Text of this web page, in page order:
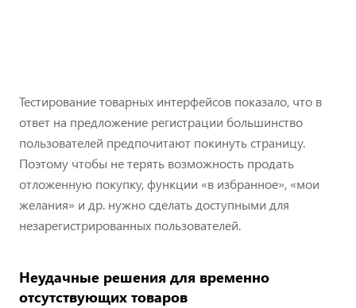
Тестирование товарных интерфейсов показало, что в
ответ на предложение регистрации большинство
пользователей предпочитают покинуть страницу.
Поэтому чтобы не терять возможность продать
отложенную покупку, функции «в избранное», «мои
желания» и др. нужно сделать доступными для
незарегистрированных пользователей.
Неудачные решения для временно
отсутствующих товаров